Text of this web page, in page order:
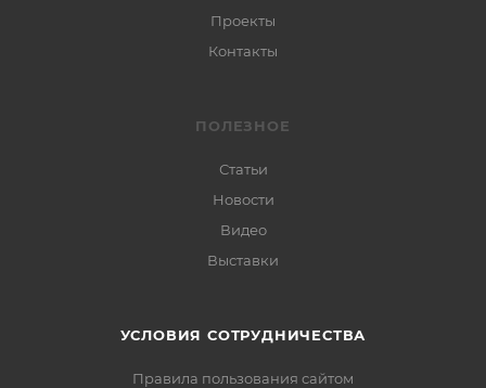
Проекты
Контакты
ПОЛЕЗНОЕ
Статьи
Новости
Видео
Выставки
УСЛОВИЯ СОТРУДНИЧЕСТВА
Правила пользования сайтом